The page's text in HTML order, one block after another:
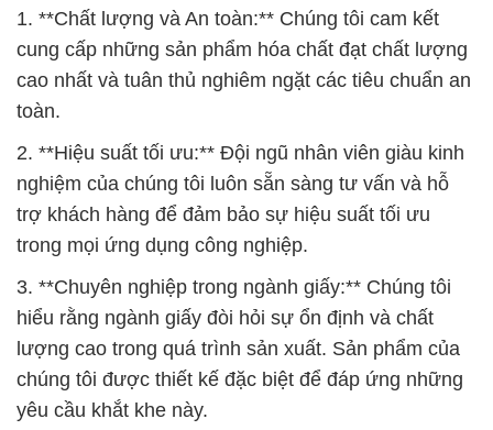
1. **Chất lượng và An toàn:** Chúng tôi cam kết
cung cấp những sản phẩm hóa chất đạt chất lượng
cao nhất và tuân thủ nghiêm ngặt các tiêu chuẩn an
toàn.
2. **Hiệu suất tối ưu:** Đội ngũ nhân viên giàu kinh
nghiệm của chúng tôi luôn sẵn sàng tư vấn và hỗ
trợ khách hàng để đảm bảo sự hiệu suất tối ưu
trong mọi ứng dụng công nghiệp.
3. **Chuyên nghiệp trong ngành giấy:** Chúng tôi
hiểu rằng ngành giấy đòi hỏi sự ổn định và chất
lượng cao trong quá trình sản xuất. Sản phẩm của
chúng tôi được thiết kế đặc biệt để đáp ứng những
yêu cầu khắt khe này.